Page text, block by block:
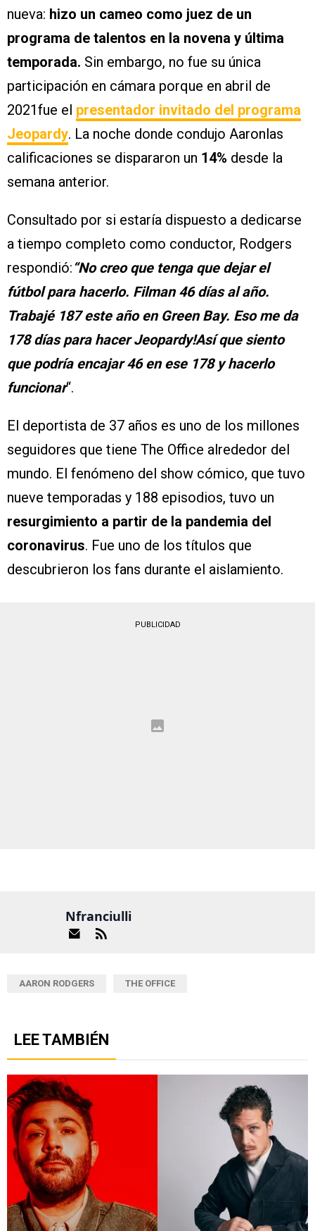
nueva: hizo un cameo como juez de un
programa de talentos en la novena y última
temporada. Sin embargo, no fue su única
participación en cámara porque en abril de
2021fue el presentador invitado del programa
Jeopardy. La noche donde condujo Aaronlas
calificaciones se dispararon un 14% desde la
semana anterior.
Consultado por si estaría dispuesto a dedicarse
a tiempo completo como conductor, Rodgers
respondió:“No creo que tenga que dejar el
fútbol para hacerlo. Filman 46 días al año.
Trabajé 187 este año en Green Bay. Eso me da
178 días para hacer Jeopardy!Así que siento
que podría encajar 46 en ese 178 y hacerlo
funcionar“.
El deportista de 37 años es uno de los millones
seguidores que tiene The Office alrededor del
mundo. El fenómeno del show cómico, que tuvo
nueve temporadas y 188 episodios, tuvo un
resurgimiento a partir de la pandemia del
coronavirus. Fue uno de los títulos que
descubrieron los fans durante el aislamiento.
PUBLICIDAD
Nfranciulli
AARON RODGERS THE OFFICE
LEE TAMBIÉN